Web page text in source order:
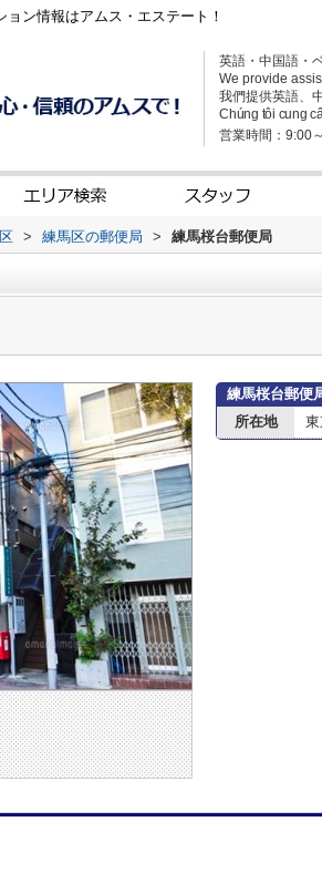
ン情報はアムス・エステート！
英語・中国語・
We provide
我們提供英語、
Chúng tôi cung
営業時間：9:00
> 練馬区の郵便局 > 練馬桜台郵便局
練馬桜台郵便
所在地